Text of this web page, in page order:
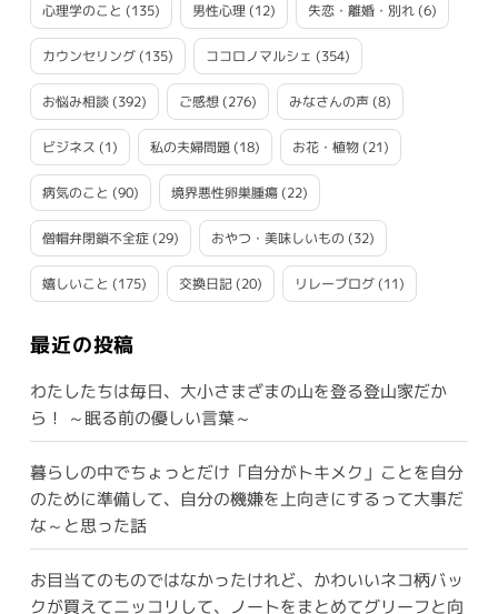
心理学のこと (135) 男性心理(12) 失恋・離婚・別れ(6)
カウンセリング(135) ココロノマルシェ (354)
お悩み相談(392) ご感想(276) みなさんの声(8)
ビジネス (1) 私の夫婦問題(18) お花・植物(21)
病気のこと (90) 境界悪性卵巣腫瘍(22)
僧帽弁閉鎖不全症(29) おやつ・美味しいもの (32)
嬉しいこと (175) 交換日記(20) リレーブログ(11)
最近の投稿
わたしたちは毎日、大小さまざまの山を登る登山家だか
ら！ ～眠る前の優しい言葉～
暮らしの中でちょっとだけ「自分がトキメク」ことを自分
のために準備して、自分の機嫌を上向きにするって大事だ
な～と思った話
お目当てのものではなかったけれど、かわいいネコ柄バッ
クが買えてニッコリして、ノートをまとめてグリーフと向